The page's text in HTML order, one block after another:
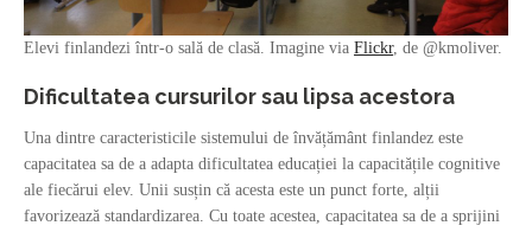
Elevi finlandezi într-o sală de clasă. Imagine via Flickr, de @kmoliver.
Dificultatea cursurilor sau lipsa acestora
Una dintre caracteristicile sistemului de învățământ finlandez este
capacitatea sa de a adapta dificultatea educației la capacitățile cognitive
ale fiecărui elev. Unii susțin că acesta este un punct forte, alții
favorizează standardizarea. Cu toate acestea, capacitatea sa de a sprijini